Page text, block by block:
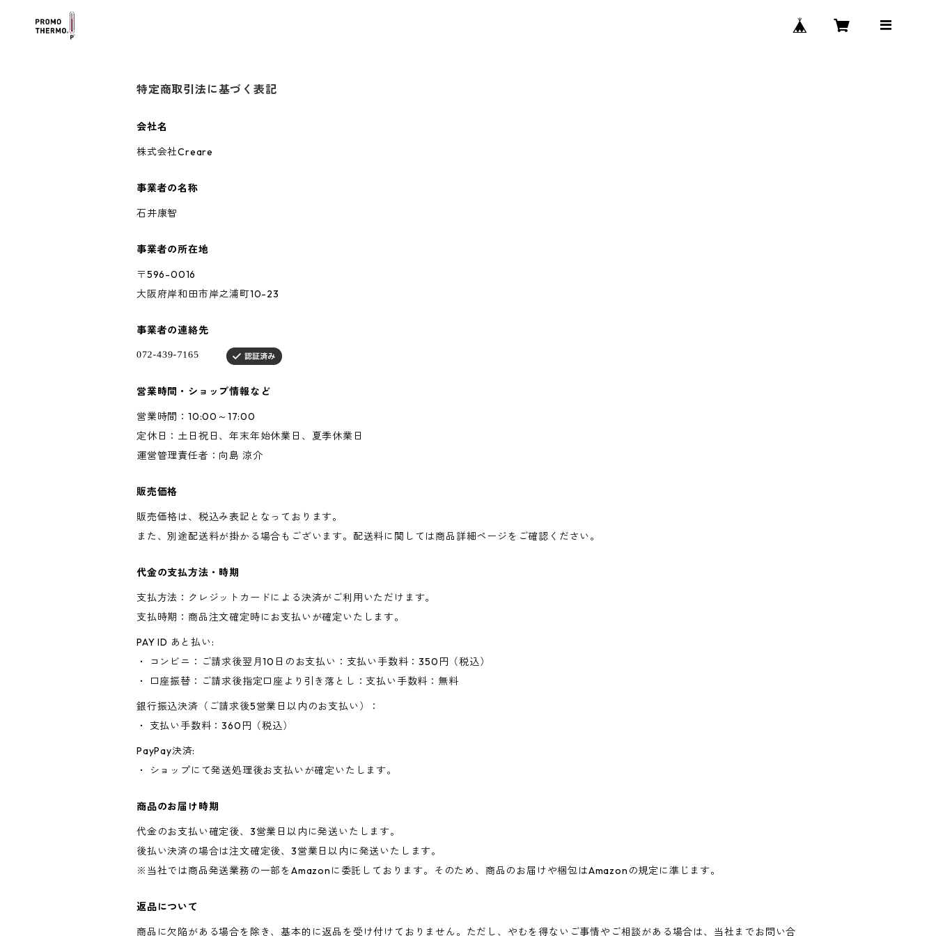
特定商取引法に基づく表記
会社名
株式会社Creare
事業者の名称
石井康智
事業者の所在地
〒596-0016
大阪府岸和田市岸之浦町10-23
事業者の連絡先
営業時間・ショップ情報など
営業時間：10:00～17:00
定休日：土日祝日、年末年始休業日、夏季休業日
運営管理責任者：向島 涼介
販売価格
販売価格は、税込み表記となっております。
また、別途配送料が掛かる場合もございます。配送料に関しては商品詳細ページをご確認ください。
代金の支払方法・時期
支払方法：クレジットカードによる決済がご利用いただけます。
支払時期：商品注文確定時にお支払いが確定いたします。
PAY ID あと払い:
・ コンビニ：ご請求後翌月10日のお支払い：支払い手数料：350円（税込）
・ 口座振替：ご請求後指定口座より引き落とし：支払い手数料：無料
銀行振込決済（ご請求後5営業日以内のお支払い）：
・ 支払い手数料：360円（税込）
PayPay決済:
・ ショップにて発送処理後お支払いが確定いたします。
商品のお届け時期
代金のお支払い確定後、3営業日以内に発送いたします。
後払い決済の場合は注文確定後、3営業日以内に発送いたします。
※当社では商品発送業務の一部をAmazonに委託しております。そのため、商品のお届けや梱包はAmazonの規定に準じます。
返品について
商品に欠陥がある場合を除き、基本的に返品を受け付けておりません。ただし、やむを得ないご事情やご相談がある場合は、当社までお問い合